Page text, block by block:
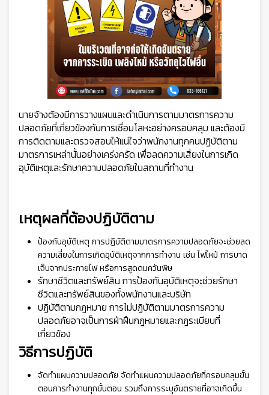
นายจ้างต้องมีการวางแผนและดำเนินการตามมาตรการความ
ปลอดภัยที่เกี่ยวข้องกับการเชื่อมโลหะอย่างครอบคลุม และต้องมี
การติดตามและตรวจสอบให้แน่ใจว่าพนักงานทุกคนปฏิบัติตาม
มาตรการเหล่านั้นอย่างเคร่งครัด เพื่อลดความเสี่ยงในการเกิด
อุบัติเหตุและรักษาความปลอดภัยในสถานที่ทำงาน
เหตุผลที่ต้องปฏิบัติตาม
ป้องกันอุบัติเหตุ การปฏิบัติตามมาตรการความปลอดภัยจะช่วยลด
ความเสี่ยงในการเกิดอุบัติเหตุจากการทำงาน เช่น ไฟไหม้ การบาด
เจ็บจากประกายไฟ หรือการสูดดมควันพิษ
รักษาชีวิตและทรัพย์สิน การป้องกันอุบัติเหตุจะช่วยรักษา
ชีวิตและทรัพย์สินของทั้งพนักงานและบริษัท
ปฏิบัติตามกฎหมาย การไม่ปฏิบัติตามมาตรการความ
ปลอดภัยอาจเป็นการฝ่าฝืนกฎหมายและกฎระเบียบที่
เกี่ยวข้อง
วิธีการปฏิบัติ
จัดทำแผนความปลอดภัย จัดทำแผนความปลอดภัยที่ครอบคลุมขั้น
ตอนการทำงานทุกขั้นตอน รวมถึงการระบุอันตรายที่อาจเกิดขึ้น